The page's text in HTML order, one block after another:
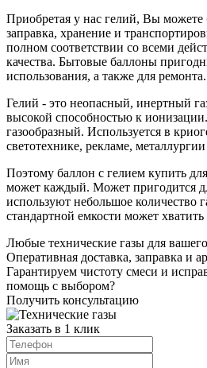
Приобретая у нас гелий, Вы
заправка, хранение и
полном соответствии со всеми
качества. Бытовые баллоны
использования, а также для ремонта.
Гелий - это неопасный, инертный
высокой способностью к
газообразный. Используется в
светотехнике, рекламе,
Поэтому баллон с гелием купить
может каждый. Может пригодится
используют небольшое количество
стандартной емкости может
Любые технические газы для
Оперативная доставка, заправка и
Гарантируем чистоту смеси и
помощь с выбором?
Получить консультацию
Заказать в 1 клик